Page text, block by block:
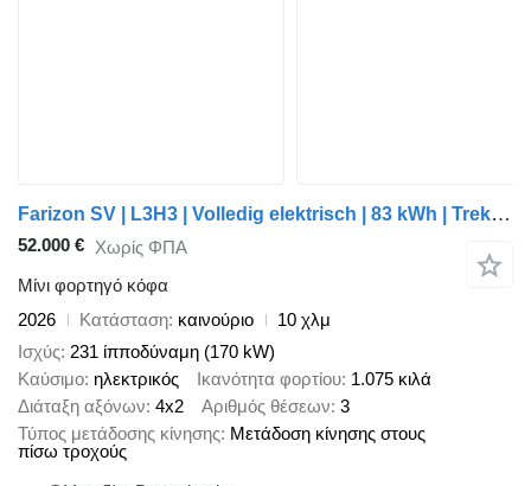
Farizon SV | L3H3 | Volledig elektrisch | 83 kWh | Trekhaak 2.000 kg | a
52.000 € Χωρίς ΦΠΑ
Μίνι φορτηγό κόφα
2026
Κατάσταση καινούριο
10 χλμ
Ισχύς 231 ίπποδύναμη (170 kW)
Καύσιμο ηλεκτρικός Ικανότητα φορτίου 1.075 κιλά
Διάταξη αξόνων 4x2 Αριθμός θέσεων 3
Τύπος μετάδοσης κίνησης Μετάδοση κίνησης στους
πίσω τροχούς